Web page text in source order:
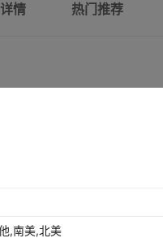
情 热门推荐
,南美,北美